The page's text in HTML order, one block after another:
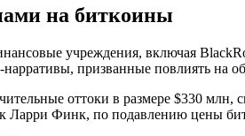
на биткоины
учреждения, включая
призванные повлиять на
оттоки в размере $330
Ларри Финк, по подавлению цены